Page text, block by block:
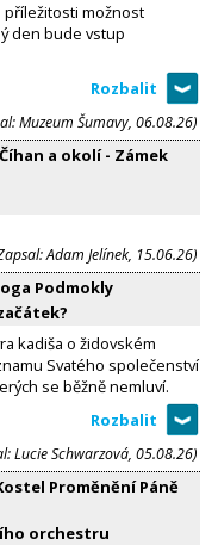
příležitosti možnost
den bude vstup
Muzeum Šumavy, 06.08.26)
a okolí - Zámek
Adam Jelínek, 15.06.26)
Podmokly
kadiša o židovském
Svatého společenství
se běžně nemluví.
Lucie Schwarzová, 05.08.26)
Proměnění Páně
orchestru